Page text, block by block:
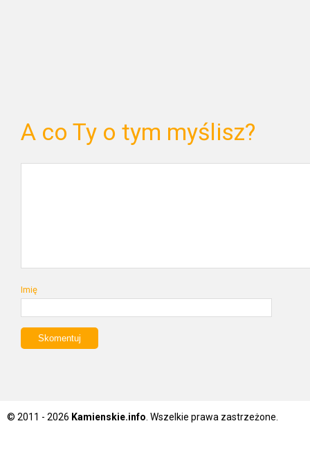
A co Ty o tym myślisz?
Imię
© 2011 - 2026 Kamienskie.info . Wszelkie prawa zastrzeżone.